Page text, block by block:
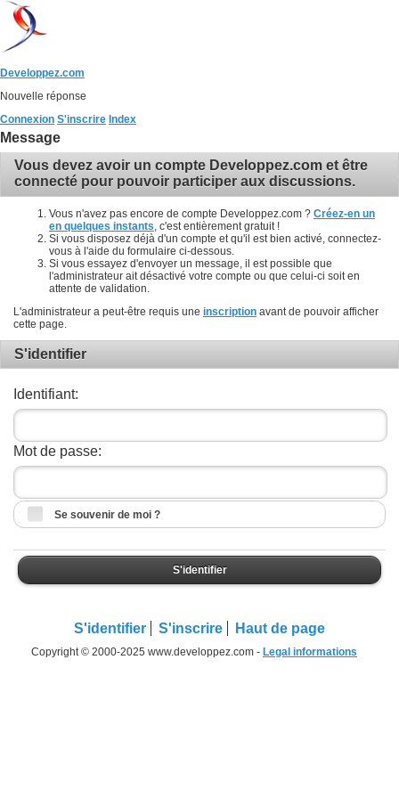
Developpez.com
Nouvelle réponse
Connexion S'inscrire Index
Message
Vous devez avoir un compte Developpez.com et être
connecté pour pouvoir participer aux discussions.
Vous n'avez pas encore de compte Developpez.com ? Créez-en un
en quelques instants , c'est entièrement gratuit !
Si vous disposez déjà d'un compte et qu'il est bien activé, connectez-
vous à l'aide du formulaire ci-dessous.
Si vous essayez d'envoyer un message, il est possible que
l'administrateur ait désactivé votre compte ou que celui-ci soit en
attente de validation.
L'administrateur a peut-être requis une inscription avant de pouvoir afficher
cette page.
S'identifier
Identifiant:
Mot de passe:
Se souvenir de moi ?
S'identifier
S'identifier S'inscrire Haut de page
Copyright © 2000-2025 www.developpez.com - Legal informations